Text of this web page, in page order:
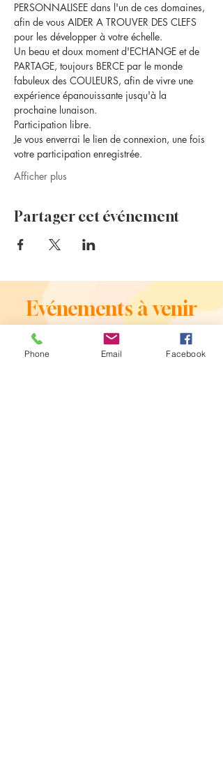
PERSONNALISEE dans l'un de ces domaines,
afin de vous AIDER A TROUVER DES CLEFS
pour les développer à votre échelle.
Un beau et doux moment d'ECHANGE et de
PARTAGE, toujours BERCE par le monde
fabuleux des COULEURS, afin de vivre une
expérience épanouissante jusqu'à la
prochaine lunaison.
Participation libre.
Je vous enverrai le lien de connexion, une fois
votre participation enregistrée.
Afficher plus
Partager cet événement
Evénements à venir
Phone Email Facebook